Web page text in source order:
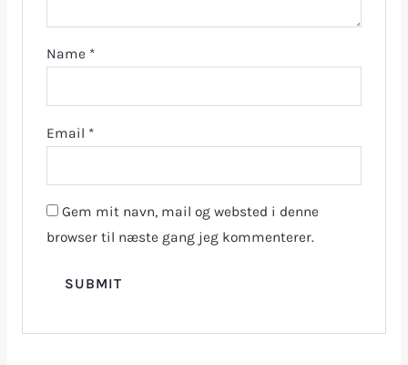
Name *
Email *
Gem mit navn, mail og websted i denne
browser til næste gang jeg kommenterer.